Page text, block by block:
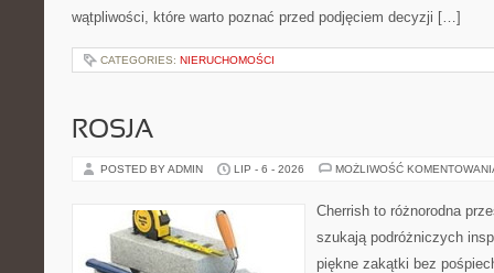
wątpliwości, które warto poznać przed podjęciem decyzji […]
CATEGORIES: NIERUCHOMOŚCI
ROSJA
POSTED BY ADMIN LIP - 6 - 2026 MOŻLIWOŚĆ
Cherrish to różnorodna
szukają podróżniczych
piękne zakątki bez